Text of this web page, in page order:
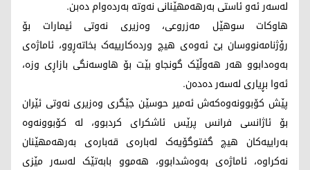
لەسەر ئەو ئاستی بەرهەمهێنانی نەوتە بەردەوام دەبن.
هاوکات سوهێل مەزروعی، وەزیری نەوتی ئیمارات بۆ
رۆژنامەنووسان بێ ئەوەی هیچ وردەکارییەک بخاتەڕوو، ئاماژەی
بەوەدابوو هەر هەوڵێک گونجاو بێت بۆ هاوسەنگی بازاڕی وزە،
ئەوا بڕیاری لەسەر دەدەن.
پێش کۆبوونەوەکەش ئەمیر حوسێن جێگری وەزیری نەوتی ئێران
بۆ ئاژانسی فرانس پرێس ئاشکرای کردبوو، لە کۆبوونەوە
بەراییەکان هیچ گفتوگۆیەک لەبارەی قەبارەی بەرهەمهێنان
نەکراوە، ئاماژەی بەوەشدابوو، هەموو بابەتێک لەسەر مێزی